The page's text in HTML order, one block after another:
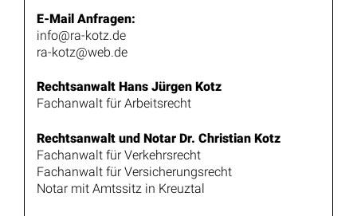
E-Mail Anfragen:
info@ra-kotz.de
ra-kotz@web.de
Rechtsanwalt Hans Jürgen Kotz
Fachanwalt für Arbeitsrecht
Rechtsanwalt und Notar Dr. Christian Kotz
Fachanwalt für Verkehrsrecht
Fachanwalt für Versicherungsrecht
Notar mit Amtssitz in Kreuztal